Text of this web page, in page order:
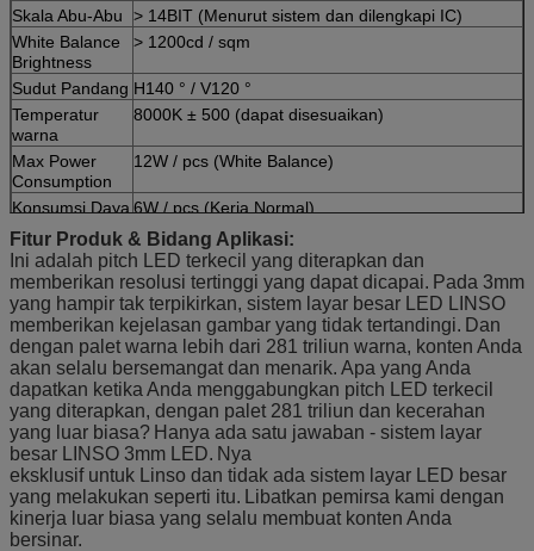
Skala Abu-Abu
> 14BIT (Menurut sistem dan dilengkapi IC)
White Balance
Brightness
> 1200cd / sqm
Sudut Pandang H140 ° / V120 °
Temperatur
warna
8000K ± 500 (dapat disesuaikan)
Max Power
Consumption
12W / pcs (White Balance)
Konsumsi Daya
Rta
6W / pcs (Kerja Normal)
Suhu
Operasional
-10 ℃ ~ 50 ℃; penyimpanan untuk: -30ºC ~ + 90ºC
Kelembaban
Lingkungan
10% —90% RH
Seumur hidup
100000 Jam
Waktu non-
malfungsi (Rta.)
> 5000 jam
Fitur Produk & Bidang Aplikasi:
Ini adalah pitch LED terkecil yang diterapkan dan
memberikan resolusi tertinggi yang dapat dicapai. Pada 3mm
yang hampir tak terpikirkan, sistem layar besar LED LINSO
memberikan kejelasan gambar yang tidak tertandingi. Dan
dengan palet warna lebih dari 281 triliun warna, konten Anda
akan selalu bersemangat dan menarik. Apa yang Anda
dapatkan ketika Anda menggabungkan pitch LED terkecil
yang diterapkan, dengan palet 281 triliun dan kecerahan
yang luar biasa? Hanya ada satu jawaban - sistem layar
besar LINSO 3mm LED. Nya
eksklusif untuk Linso dan tidak ada sistem layar LED besar
yang melakukan seperti itu.
Libatkan pemirsa kami dengan
kinerja luar biasa yang selalu membuat konten Anda
bersinar.